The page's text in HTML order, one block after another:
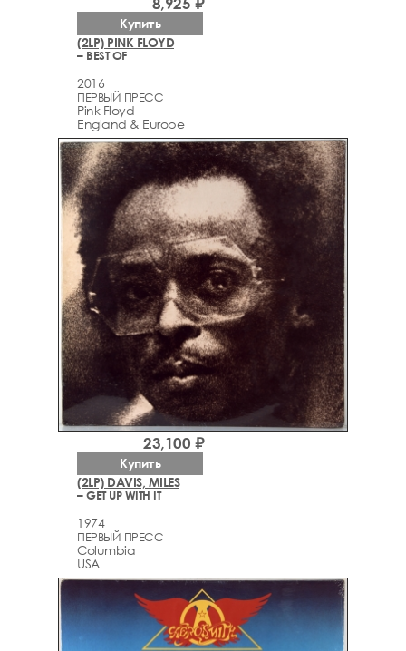
(2LP) PINK FLOYD
– BEST OF
2016
ПЕРВЫЙ ПРЕСС
Pink Floyd
England & Europe
Купить
(2LP) DAVIS, MILES
– GET UP WITH IT
1974
ПЕРВЫЙ ПРЕСС
Columbia
USA
23,100 ₽
Купить